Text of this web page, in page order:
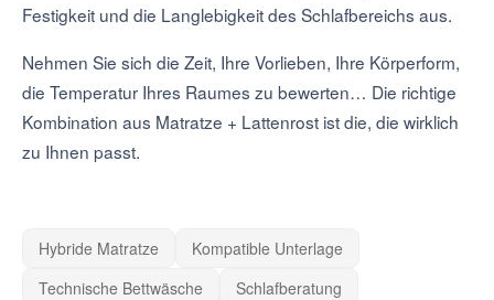
Festigkeit und die Langlebigkeit des Schlafbereichs aus.
Nehmen Sie sich die Zeit, Ihre Vorlieben, Ihre Körperform,
die Temperatur Ihres Raumes zu bewerten… Die richtige
Kombination aus Matratze + Lattenrost ist die, die wirklich
zu Ihnen passt.
Hybride Matratze
Kompatible Unterlage
Technische Bettwäsche
Schlafberatung